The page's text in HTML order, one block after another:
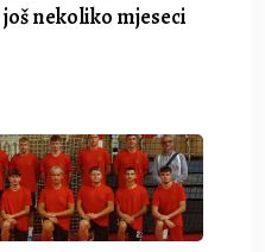
nekoliko mjeseci